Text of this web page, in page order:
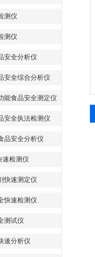
测仪
测仪
安全分析仪
安全综合分析仪
能食品安全测定仪
安全执法检测仪
品安全分析仪
速检测仪
快速测定仪
快速检测仪
测试仪
速分析仪